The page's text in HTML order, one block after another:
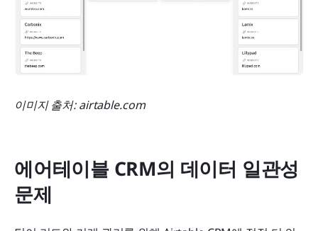
이미지 출처: airtable.com
에어테이블 CRM의 데이터 일관성
문제